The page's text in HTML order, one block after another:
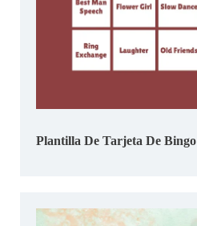
Plantilla De Tarjeta De Bingo